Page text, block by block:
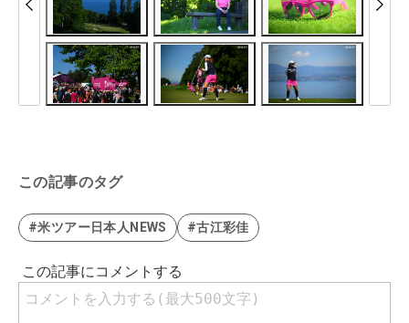
この記事のタグ
#米ツアー日本人NEWS #古江彩佳